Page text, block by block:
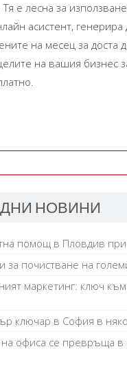
е лесна за
асистент,
на месец за доста
на вашия бизнес
НОВИНИ
помощ в Пловдив
за почистване на
маркетинг: ключ
ключар в София в
на офиса се превръща в